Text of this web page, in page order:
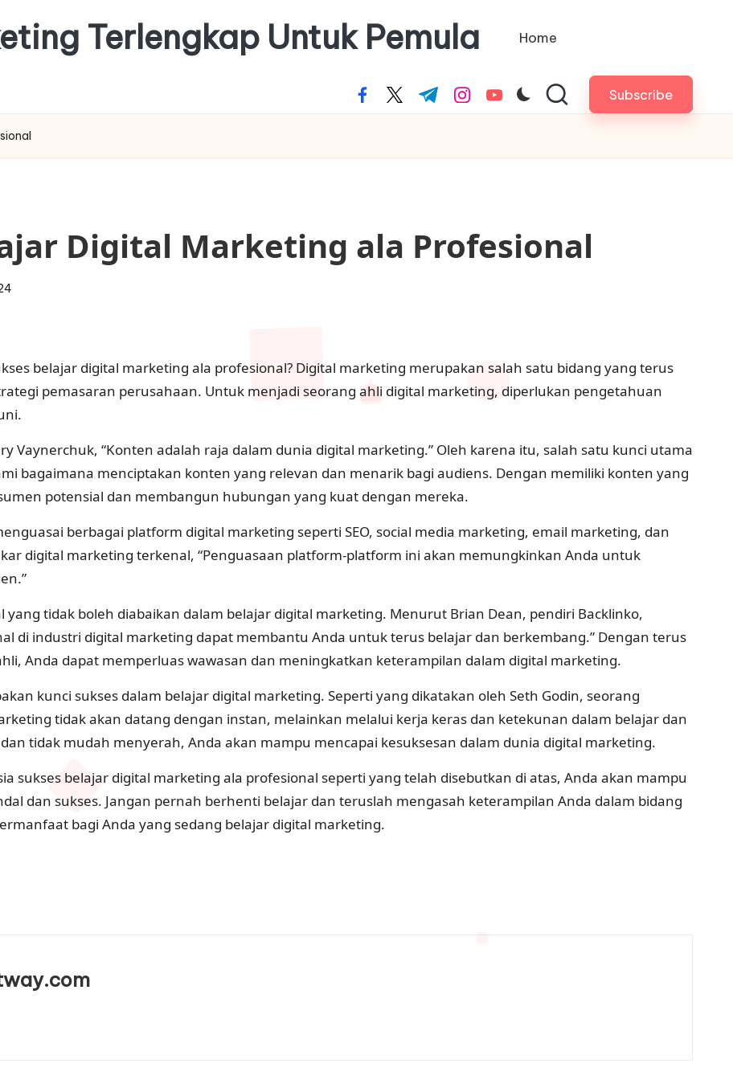
Terlengkap Untuk Pemula Home
facebook.com
twitter.com
t.me instagram.com
youtube.com Subscribe
Digital Marketing ala Profesional
belajar digital marketing ala profesional? Digital marketing merupakan salah satu bidang yang terus
pemasaran perusahaan. Untuk menjadi seorang ahli digital marketing, diperlukan pengetahuan
Vaynerchuk, “Konten adalah raja dalam dunia digital marketing.” Oleh karena itu, salah satu kunci utama
bagaimana menciptakan konten yang relevan dan menarik bagi audiens. Dengan memiliki konten yang
potensial dan membangun hubungan yang kuat dengan mereka.
berbagai platform digital marketing seperti SEO, social media marketing, email marketing, dan
digital marketing terkenal, “Penguasaan platform-platform ini akan memungkinkan Anda untuk
tidak boleh diabaikan dalam belajar digital marketing. Menurut Brian Dean, pendiri Backlinko,
di industri digital marketing dapat membantu Anda untuk terus belajar dan berkembang.” Dengan terus
Anda dapat memperluas wawasan dan meningkatkan keterampilan dalam digital marketing.
kunci sukses dalam belajar digital marketing. Seperti yang dikatakan oleh Seth Godin, seorang
tidak akan datang dengan instan, melainkan melalui kerja keras dan ketekunan dalam belajar dan
tidak mudah menyerah, Anda akan mampu mencapai kesuksesan dalam dunia digital marketing.
sukses belajar digital marketing ala profesional seperti yang telah disebutkan di atas, Anda akan mampu
dan sukses. Jangan pernah berhenti belajar dan teruslah mengasah keterampilan Anda dalam bidang
bagi Anda yang sedang belajar digital marketing.